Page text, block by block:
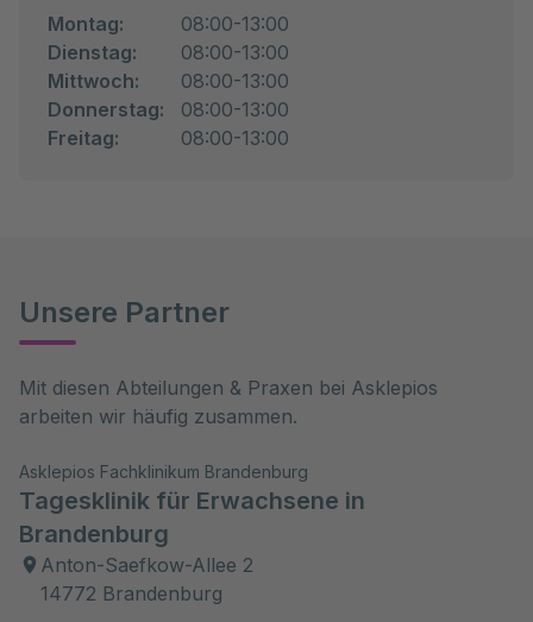
Montag:
08:00-13:00
Dienstag:
08:00-13:00
Mittwoch:
08:00-13:00
Donnerstag:
08:00-13:00
Freitag:
08:00-13:00
Unsere Partner
Mit diesen Abteilungen & Praxen bei Asklepios
arbeiten wir häufig zusammen.
Asklepios Fachklinikum Brandenburg
Tagesklinik für Erwachsene in
Brandenburg
Anton-Saefkow-Allee 2
14772 Brandenburg